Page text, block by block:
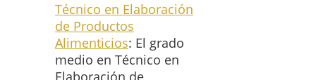
Técnico en Elaboración
de Productos
Alimenticios: El grado
medio en Técnico en